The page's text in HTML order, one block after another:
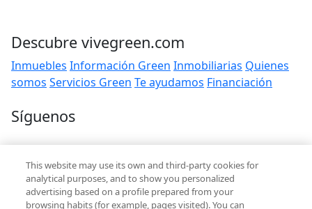
Descubre vivegreen.com
Inmuebles Información Green Inmobiliarias Quienes
somos Servicios Green Te ayudamos Financiación
Síguenos
Contacto
hola@vivegreen.com
This website may use its own and third-party cookies for
analytical purposes, and to show you personalized
advertising based on a profile prepared from your
browsing habits (for example, pages visited). You can